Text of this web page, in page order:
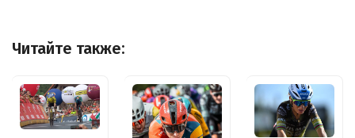
Читайте также: